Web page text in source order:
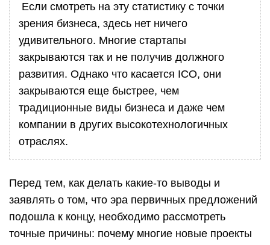
Если смотреть на эту статистику с точки
зрения бизнеса, здесь нет ничего
удивительного. Многие стартапы
закрываются так и не получив должного
развития. Однако что касается ICO, они
закрываются еще быстрее, чем
традиционные виды бизнеса и даже чем
компании в других высокотехнологичных
отраслях.
Перед тем, как делать какие-то выводы и
заявлять о том, что эра первичных предложений
подошла к концу, необходимо рассмотреть
точные причины: почему многие новые проекты